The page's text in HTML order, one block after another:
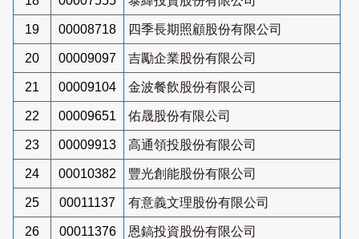
19 00008718 四季長期照顧股份有限公司
20 00009097 吉勵企業股份有限公司
21 00009104 金波餐飲股份有限公司
22 00009651 佑晟股份有限公司
23 00009913 高通領投股份有限公司
24 00010382 豐光創能股份有限公司
25 00011137 有意義文理股份有限公司
26 00011376 恩鎬投資股份有限公司